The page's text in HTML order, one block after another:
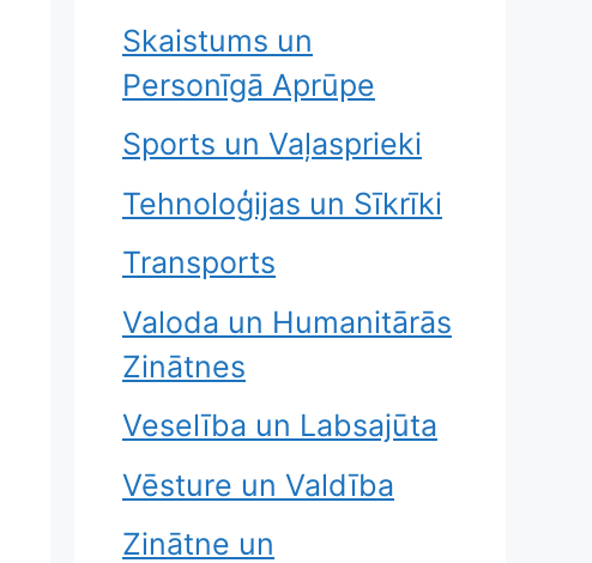
Skaistums un
Personīgā Aprūpe
Sports un Vaļasprieki
Tehnoloģijas un Sīkrīki
Transports
Valoda un Humanitārās
Zinātnes
Veselība un Labsajūta
Vēsture un Valdība
Zinātne un